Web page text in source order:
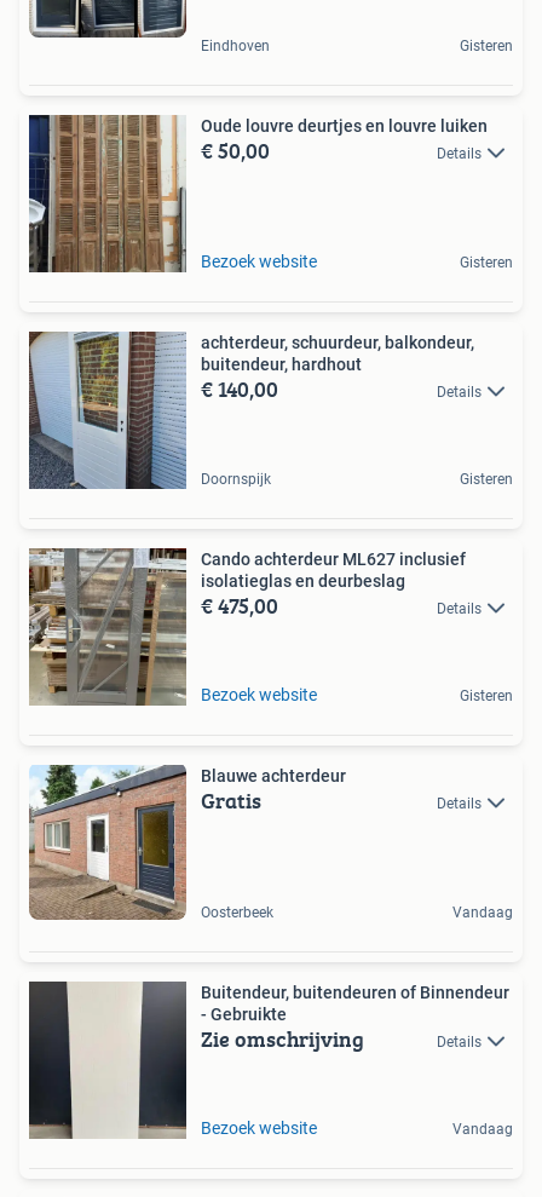
Eindhoven Gisteren
Oude louvre deurtjes en louvre luiken
€ 50,00 Details
Bezoek website Gisteren
achterdeur, schuurdeur, balkondeur,
buitendeur, hardhout
€ 140,00 Details
Doornspijk Gisteren
Cando achterdeur ML627 inclusief
isolatieglas en deurbeslag
€ 475,00 Details
Bezoek website Gisteren
Blauwe achterdeur
Gratis Details
Oosterbeek Vandaag
Buitendeur, buitendeuren of Binnendeur
- Gebruikte
Zie omschrijving Details
Bezoek website Vandaag